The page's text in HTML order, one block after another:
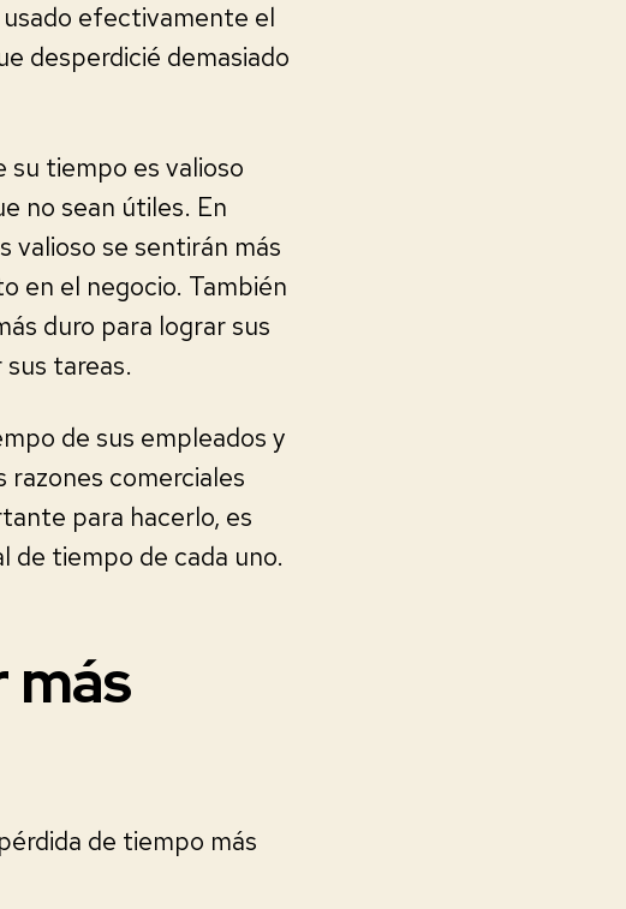
efectivamente el
desperdicié demasiado
su tiempo es valioso
no sean útiles. En
valioso se sentirán más
en el negocio. También
duro para lograr sus
tareas.
de sus empleados y
razones comerciales
para hacerlo, es
de tiempo de cada uno.
más
de tiempo más